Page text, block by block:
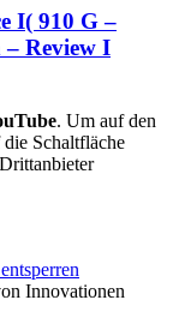
I( 910 G –
– Review I
. Um auf den
Schaltfläche
Innovationen